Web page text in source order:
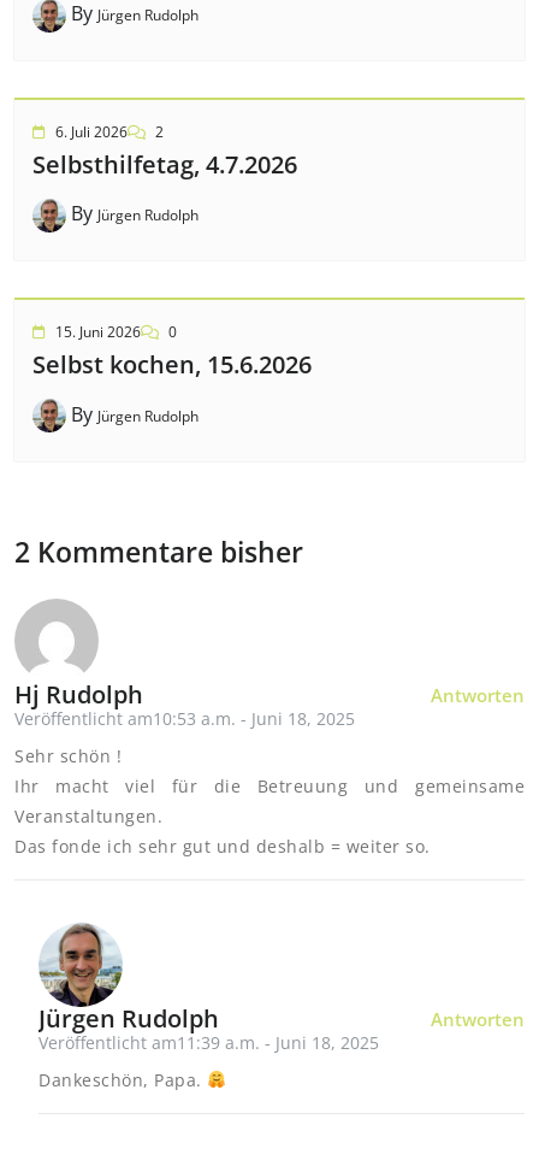
By Jürgen Rudolph
6. Juli 2026 2
Selbsthilfetag, 4.7.2026
By Jürgen Rudolph
15. Juni 2026 0
Selbst kochen, 15.6.2026
By Jürgen Rudolph
2 Kommentare bisher
Antworten
Hj Rudolph
Veröffentlicht am10:53 a.m. - Juni 18, 2025
Sehr schön !
Ihr macht viel für die Betreuung und gemeinsame
Veranstaltungen.
Das fonde ich sehr gut und deshalb = weiter so.
Antworten
Jürgen Rudolph
Veröffentlicht am11:39 a.m. - Juni 18, 2025
Dankeschön, Papa.